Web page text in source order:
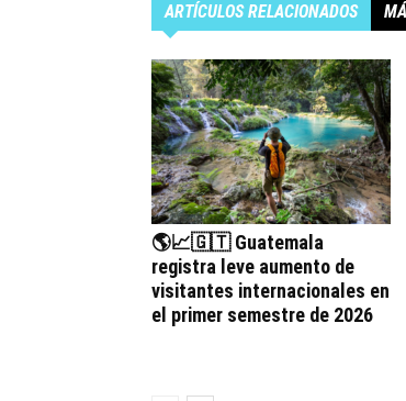
ARTÍCULOS RELACIONADOS
🌎📈🇬🇹 Guatemala
registra leve aumento de
visitantes internacionales en
el primer semestre de 2026